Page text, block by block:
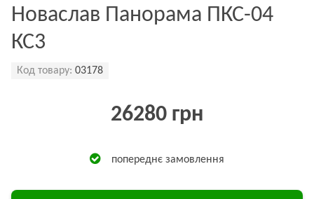
Новаслав Панорама ПКС-04
КС3
Код товару: 03178
26280 грн
попереднє замовлення